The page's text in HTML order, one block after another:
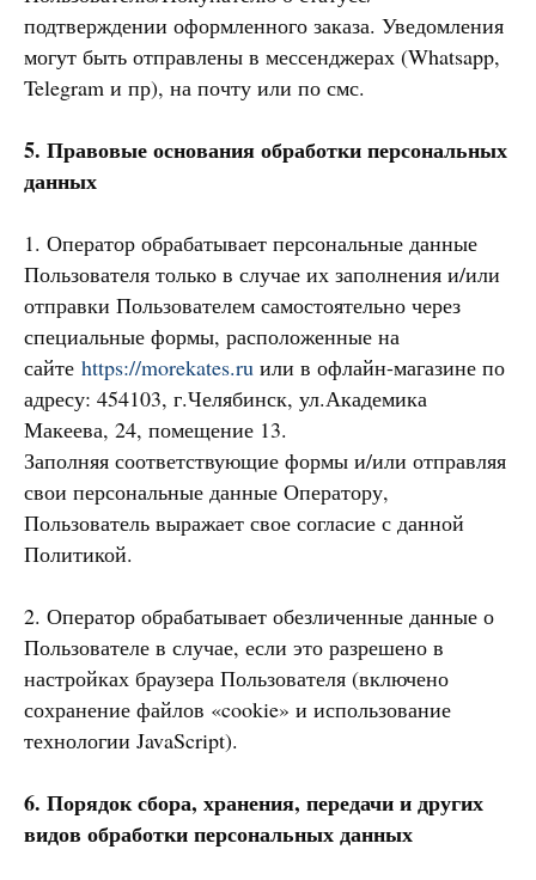
подтверждении оформленного заказа. Уведомления
могут быть отправлены в мессенджерах (Whatsapp,
Telegram и пр), на почту или по смс.
5. Правовые основания обработки персональных
данных
1. Оператор обрабатывает персональные данные
Пользователя только в случае их заполнения и/или
отправки Пользователем самостоятельно через
специальные формы, расположенные на
сайте https://morekates.ru или в офлайн-магазине по
адресу: 454103, г.Челябинск, ул.Академика
Макеева, 24, помещение 13.
Заполняя соответствующие формы и/или отправляя
свои персональные данные Оператору,
Пользователь выражает свое согласие с данной
Политикой.
2. Оператор обрабатывает обезличенные данные о
Пользователе в случае, если это разрешено в
настройках браузера Пользователя (включено
сохранение файлов «cookie» и использование
технологии JavaScript).
6. Порядок сбора, хранения, передачи и других
видов обработки персональных данных